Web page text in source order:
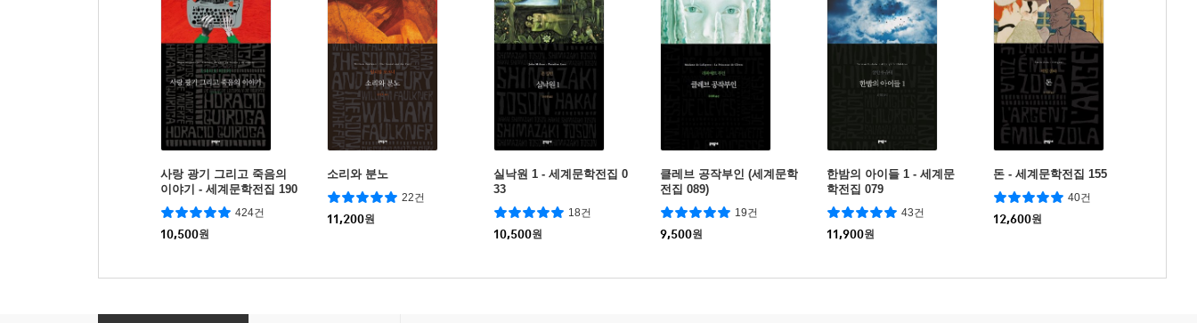
사랑 광기 그리고 죽음의
이야기 - 세계문학전집 190
424건
10,500원
소리와 분노
22건
11,200원
실낙원 1 - 세계문학전집 0
33
18건
10,500원
클레브 공작부인 (세계문학
전집 089)
19건
9,500원
한밤의 아이들 1 - 세계문
학전집 079
43건
11,900원
돈 - 세계문학전집 155
40건
12,600원